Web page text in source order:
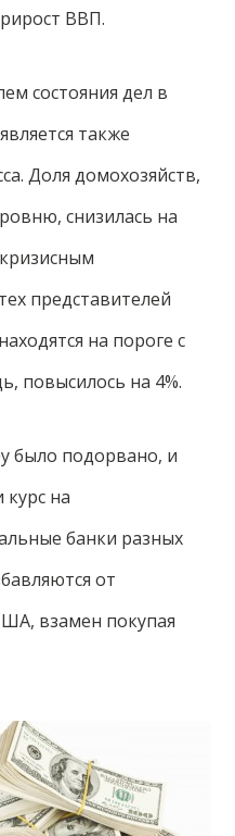
ВВП.
состояния дел в
также
Доля домохозяйств,
снизилась на
представителей
на пороге с
повысилось на 4%.
было подорвано, и
на
банки разных
от
взамен покупая